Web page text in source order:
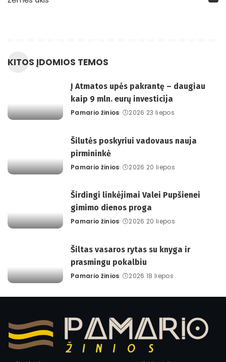
KITOS ĮDOMIOS TEMOS
Į Atmatos upės pakrantę – daugiau
kaip 9 mln. eurų investicija
Posted
Pamario žinios 2026 23 liepos
Šilutės poskyriui vadovaus nauja
pirmininkė
Posted
Pamario žinios 2026 20 liepos
Širdingi linkėjimai Valei Pupšienei
gimimo dienos proga
Posted
Pamario žinios 2026 20 liepos
Šiltas vasaros rytas su knyga ir
prasmingu pokalbiu
Posted
Pamario žinios 2026 18 liepos